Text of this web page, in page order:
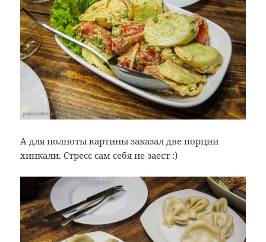
А для полноты картины заказал две порции
хинкали. Стресс сам себя не заест :)